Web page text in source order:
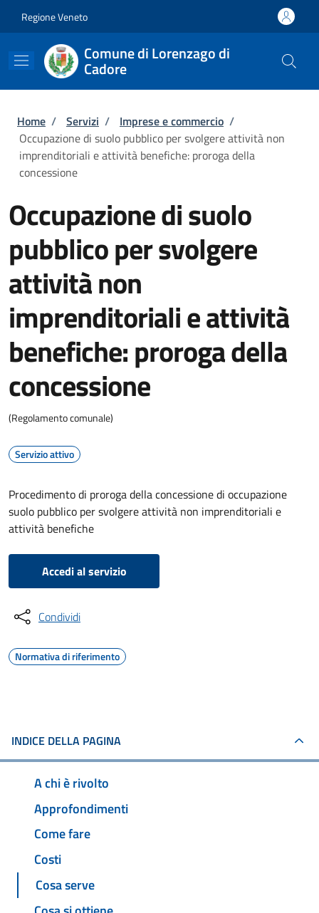
Regione Veneto
Comune di Lorenzago di
Cadore
Briciole di pane
Home / Servizi / Imprese e commercio /
Occupazione di suolo pubblico per svolgere attività non
imprenditoriali e attività benefiche: proroga della
concessione
Occupazione di suolo
pubblico per svolgere
attività non
imprenditoriali e attività
benefiche: proroga della
concessione
(Regolamento comunale)
Servizio attivo
Procedimento di proroga della concessione di occupazione
suolo pubblico per svolgere attività non imprenditoriali e
attività benefiche
Accedi al servizio
Condividi
Normativa di riferimento
INDICE DELLA PAGINA
A chi è rivolto
Approfondimenti
Come fare
Costi
Cosa serve